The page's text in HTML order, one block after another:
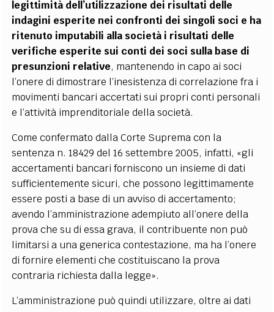
legittimità dell’utilizzazione dei risultati delle
indagini esperite nei confronti dei singoli soci e ha
ritenuto imputabili alla società i risultati delle
verifiche esperite sui conti dei soci sulla base di
presunzioni relative, mantenendo in capo ai soci
l’onere di dimostrare l’inesistenza di correlazione fra i
movimenti bancari accertati sui propri conti personali
e l’attività imprenditoriale della società.
Come confermato dalla Corte Suprema con la
sentenza n. 18429 del 16 settembre 2005, infatti, «gli
accertamenti bancari forniscono un insieme di dati
sufficientemente sicuri, che possono legittimamente
essere posti a base di un avviso di accertamento;
avendo l’amministrazione adempiuto all’onere della
prova che su di essa grava, il contribuente non può
limitarsi a una generica contestazione, ma ha l’onere
di fornire elementi che costituiscano la prova
contraria richiesta dalla legge».
L’amministrazione può quindi utilizzare, oltre ai dati